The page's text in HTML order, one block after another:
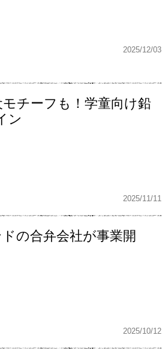
2025/12/03
モチーフも！学童向け鉛
ン
2025/11/11
の合弁会社が事業開
2025/10/12